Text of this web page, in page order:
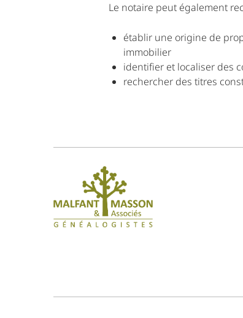
Le notaire peut également
établir une origine de
immobilier
identifier et localiser des
rechercher des titres